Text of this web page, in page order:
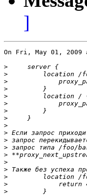
]
On Fri, May 01,
>
>
>
>
>
>
>
>
>
>
>
>
>
>
>
>
>
>